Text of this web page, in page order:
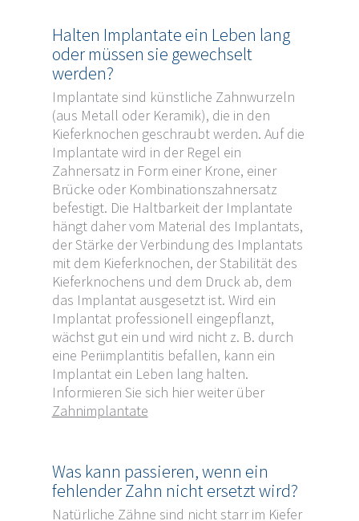
Halten Implantate ein Leben lang
oder müssen sie gewechselt
werden?
Implantate sind künstliche Zahnwurzeln
(aus Metall oder Keramik), die in den
Kieferknochen geschraubt werden. Auf die
Implantate wird in der Regel ein
Zahnersatz in Form einer Krone, einer
Brücke oder Kombinationszahnersatz
befestigt. Die Haltbarkeit der Implantate
hängt daher vom Material des Implantats,
der Stärke der Verbindung des Implantats
mit dem Kieferknochen, der Stabilität des
Kieferknochens und dem Druck ab, dem
das Implantat ausgesetzt ist. Wird ein
Implantat professionell eingepflanzt,
wächst gut ein und wird nicht z. B. durch
eine Periimplantitis befallen, kann ein
Implantat ein Leben lang halten.
Informieren Sie sich hier weiter über
Zahnimplantate
Was kann passieren, wenn ein
fehlender Zahn nicht ersetzt wird?
Natürliche Zähne sind nicht starr im Kiefer